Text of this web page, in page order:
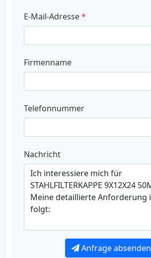
E-Mail-Adresse*
Firmenname
Telefonnummer
Nachricht
Anfrage absenden